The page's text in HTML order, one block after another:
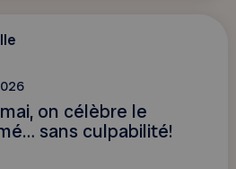
on célèbre le
sans culpabilité!